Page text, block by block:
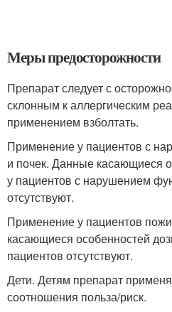
Меры предосторожности
Препарат следует с
склонным к аллергическим
применением взболтать.
Применение у пациентов с
и почек. Данные касающиеся
у пациентов с нарушением
отсутствуют.
Применение у пациентов
касающиеся особенностей
пациентов отсутствуют.
Дети. Детям препарат
соотношения польза/риск.